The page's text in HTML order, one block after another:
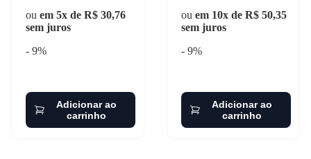
ou em 5x de R$ 30,76
sem juros
- 9%
Adicionar ao
carrinho
ou em 10x de R$ 50,35
sem juros
- 9%
Adicionar ao
carrinho